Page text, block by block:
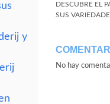
y
DESCUBRE EL
SUS
No hay